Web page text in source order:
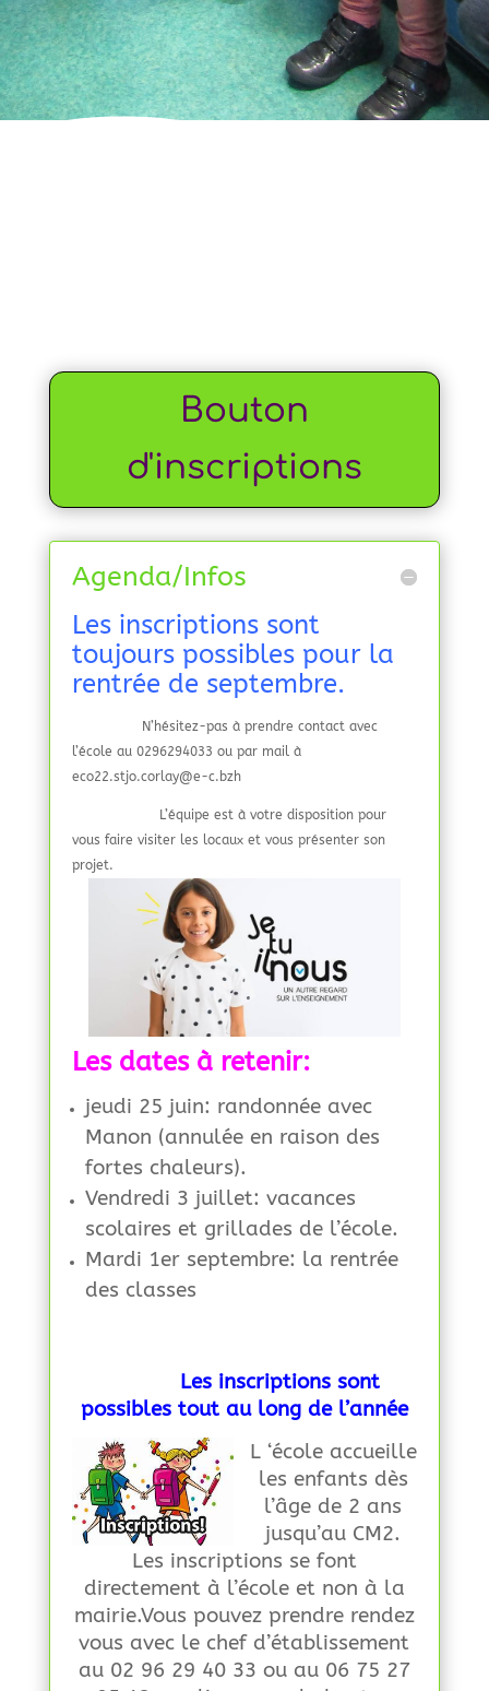
Bouton
d'inscriptions
Agenda/Infos
Les inscriptions sont
toujours possibles pour la
rentrée de septembre.
N’hésitez-pas à prendre contact avec
l’école au 0296294033 ou par mail à
eco22.stjo.corlay@e-c.bzh
L’équipe est à votre disposition pour
vous faire visiter les locaux et vous présenter son
projet.
Les dates à retenir:
jeudi 25 juin: randonnée avec
Manon (annulée en raison des
fortes chaleurs).
Vendredi 3 juillet: vacances
scolaires et grillades de l’école.
Mardi 1er septembre: la rentrée
des classes
Les inscriptions sont
possibles tout au long de l’année
L ‘école accueille
les enfants dès
l’âge de 2 ans
jusqu’au CM2.
Les inscriptions se font
directement à l’école et non à la
mairie.Vous pouvez prendre rendez
vous avec le chef d’établissement
au 02 96 29 40 33 ou au 06 75 27